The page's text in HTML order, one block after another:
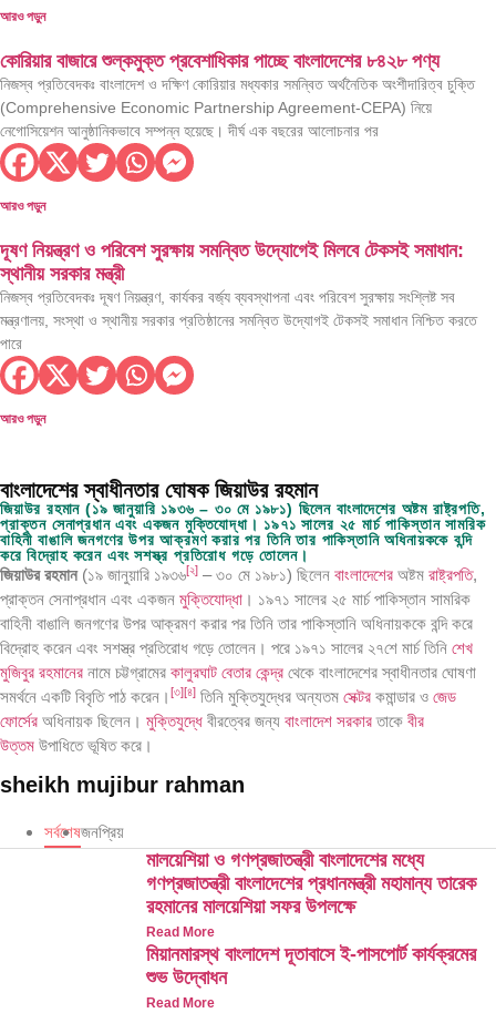
আরও পড়ুন
কোরিয়ার বাজারে শুল্কমুক্ত প্রবেশাধিকার পাচ্ছে বাংলাদেশের ৮৪২৮ পণ্য
নিজস্ব প্রতিবেদকঃ বাংলাদেশ ও দক্ষিণ কোরিয়ার মধ্যকার সমন্বিত অর্থনৈতিক অংশীদারিত্ব চুক্তি
(Comprehensive Economic Partnership Agreement-CEPA) নিয়ে
নেগোসিয়েশন আনুষ্ঠানিকভাবে সম্পন্ন হয়েছে। দীর্ঘ এক বছরের আলোচনার পর
আরও পড়ুন
দূষণ নিয়ন্ত্রণ ও পরিবেশ সুরক্ষায় সমন্বিত উদ্যোগেই মিলবে টেকসই সমাধান:
স্থানীয় সরকার মন্ত্রী
নিজস্ব প্রতিবেদকঃ দূষণ নিয়ন্ত্রণ, কার্যকর বর্জ্য ব্যবস্থাপনা এবং পরিবেশ সুরক্ষায় সংশ্লিষ্ট সব
মন্ত্রণালয়, সংস্থা ও স্থানীয় সরকার প্রতিষ্ঠানের সমন্বিত উদ্যোগই টেকসই সমাধান নিশ্চিত করতে
পারে
আরও পড়ুন
বাংলাদেশের স্বাধীনতার ঘোষক জিয়াউর রহমান
জিয়াউর রহমান (১৯ জানুয়ারি ১৯৩৬ – ৩০ মে ১৯৮১) ছিলেন বাংলাদেশের অষ্টম রাষ্ট্রপতি,
প্রাক্তন সেনাপ্রধান এবং একজন মুক্তিযোদ্ধা। ১৯৭১ সালের ২৫ মার্চ পাকিস্তান সামরিক
বাহিনী বাঙালি জনগণের উপর আক্রমণ করার পর তিনি তার পাকিস্তানি অধিনায়ককে বন্দি
করে বিদ্রোহ করেন এবং সশস্ত্র প্রতিরোধ গড়ে তোলেন।
জিয়াউর রহমান(১৯ জানুয়ারি ১৯৩৬[২] – ৩০ মে ১৯৮১) ছিলেন বাংলাদেশের অষ্টম রাষ্ট্রপতি,
প্রাক্তন সেনাপ্রধান এবং একজন মুক্তিযোদ্ধা । ১৯৭১ সালের ২৫ মার্চ পাকিস্তান সামরিক
বাহিনী বাঙালি জনগণের উপর আক্রমণ করার পর তিনি তার পাকিস্তানি অধিনায়ককে বন্দি করে
বিদ্রোহ করেন এবং সশস্ত্র প্রতিরোধ গড়ে তোলেন। পরে ১৯৭১ সালের ২৭শে মার্চ তিনি শেখ
মুজিবুর রহমানের নামে চট্টগ্রামের কালুরঘাট বেতার কেন্দ্র থেকে বাংলাদেশের স্বাধীনতার ঘোষণা
সমর্থনে একটি বিবৃতি পাঠ করেন। [৩][৪] তিনি মুক্তিযুদ্ধের অন্যতম সেক্টর কমান্ডার ও জেড
ফোর্সের অধিনায়ক ছিলেন। মুক্তিযুদ্ধে বীরত্বের জন্য বাংলাদেশ সরকারতাকে বীর
উত্তম উপাধিতে ভূষিত করে।
sheikh mujibur rahman
সর্বশেষজনপ্রিয়
মালয়েশিয়া ও গণপ্রজাতন্ত্রী বাংলাদেশের মধ্যে
গণপ্রজাতন্ত্রী বাংলাদেশের প্রধানমন্ত্রী মহামান্য তারেক
রহমানের মালয়েশিয়া সফর উপলক্ষে
Read More
মিয়ানমারস্থ বাংলাদেশ দূতাবাসে ই-পাসপোর্ট কার্যক্রমের
শুভ উদ্বোধন
Read More